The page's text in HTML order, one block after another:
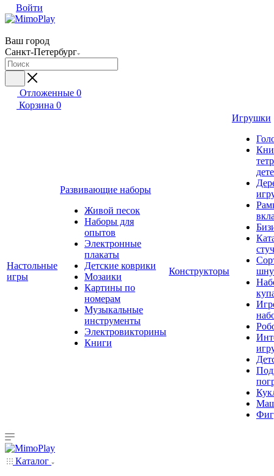
Войти
Ваш город
Санкт-Петербург
Отложенные 0
Корзина 0
Настольные
игры
Развивающие наборы
Живой песок
Наборы для
опытов
Электронные
плакаты
Детские коврики
Мозаики
Картины по
номерам
Музыкальные
инструменты
Электровикторины
Книги
Конструкторы
Игрушки
Каталог